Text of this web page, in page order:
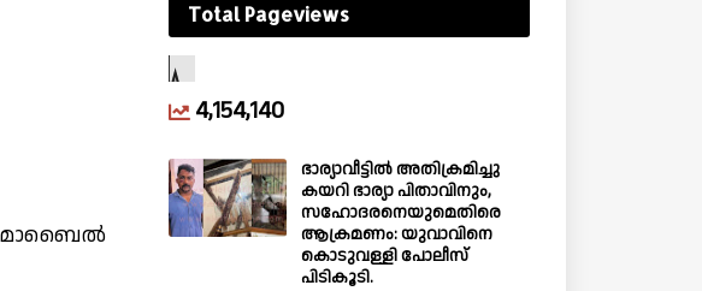
മൊബൈൽ
Total Pageviews
4,154,140
ഭാര്യാവീട്ടിൽ അതിക്രമിച്ചു
കയറി ഭാര്യാ പിതാവിനും,
സഹോദരനെയുമെതിരെ
ആക്രമണം: യുവാവിനെ
കൊടുവള്ളി പോലീസ്
പിടികൂടി.